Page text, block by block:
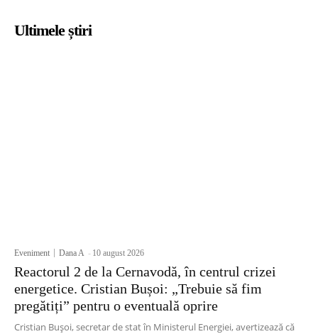
Ultimele știri
Eveniment Dana A - 10 august 2026
Reactorul 2 de la Cernavodă, în centrul crizei
energetice. Cristian Bușoi: „Trebuie să fim
pregătiți” pentru o eventuală oprire
Cristian Bușoi, secretar de stat în Ministerul Energiei, avertizează că